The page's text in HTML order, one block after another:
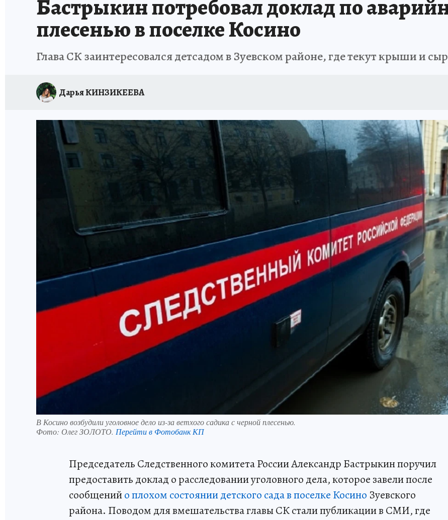
Бастрыкин потребовал доклад по
плесенью в поселке Косино
Глава СК заинтересовался детсадом в Зуевском районе, где текут крыши и
Дарья КИНЗИКЕЕВА
В Косино возбудили уголовное дело из-за ветхого садика с черной плесенью.
Фото: Олег ЗОЛОТО. Перейти в Фотобанк КП
Председатель Следственного комитета России Александр Бастрыкин поручил
предоставить доклад о расследовании уголовного дела, которое завели после
сообщенийо плохом состоянии детского сада в поселке Косино Зуевского
района. Поводом для вмешательства главы СК стали публикации в СМИ, где